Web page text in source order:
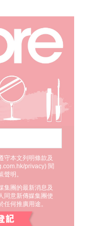
守本文列明條款及
privacy) 閱
聲明。
集團的最新消息及
同意新傳媒集團使
任何推廣用途。